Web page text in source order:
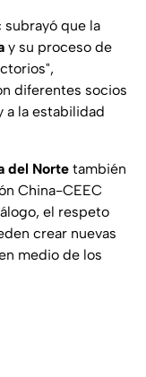
que la
y su proceso de
diferentes socios
a la estabilidad
del Norte también
China-CEEC
el respeto
crear nuevas
medio de los